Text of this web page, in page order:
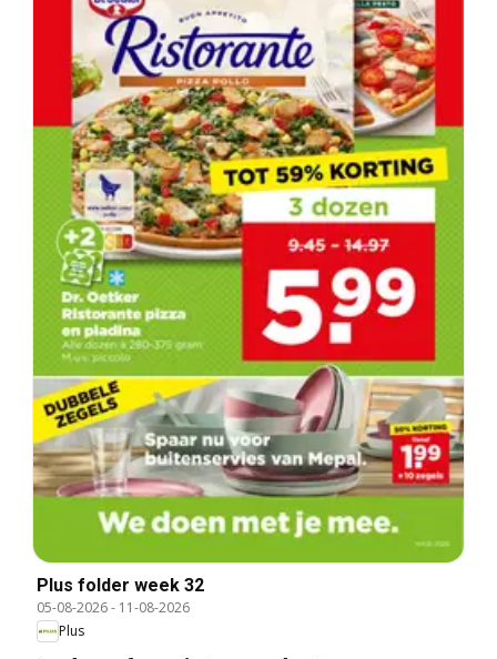
Plus folder week 32
05-08-2026- 11-08-2026
Plus